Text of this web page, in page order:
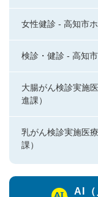
女性健診 - 高知市
検診・健診 - 高知
大腸がん検診実施
進課）
乳がん検診実施医
課）
AI（